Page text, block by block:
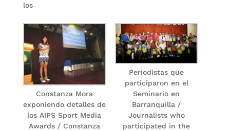
los
Constanza Mora
exponiendo detalles de
los AIPS Sport Media
Awards / Constanza
Periodistas que
participaron en el
Seminario en
Barranquilla /
Journalists who
participated in the